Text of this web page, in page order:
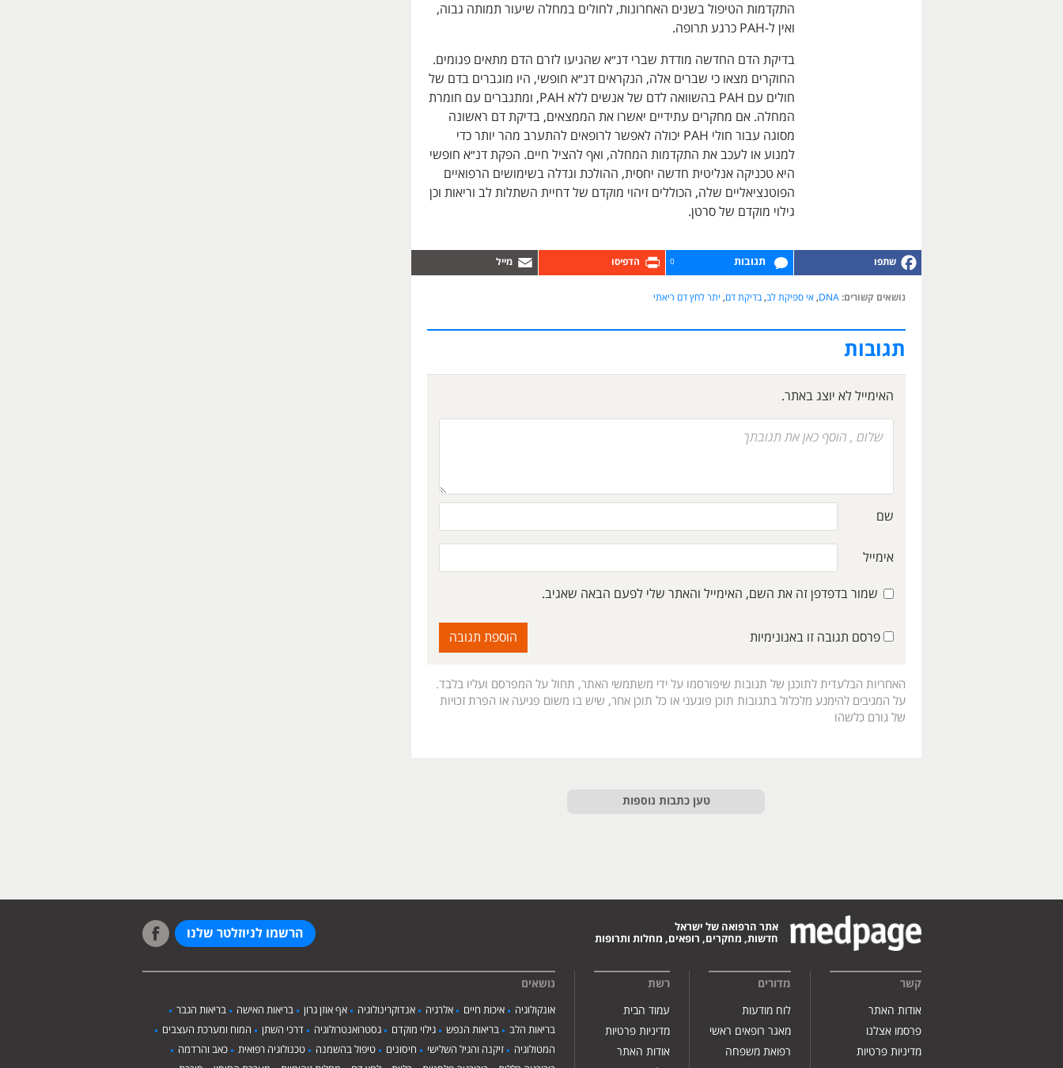
התקדמות הטיפול בשנים האחרונות, לחולים במחלה שיעור תמותה גבוה,
ואין ל-PAH כרגע תרופה.
בדיקת הדם החדשה מודדת שברי דנ״א שהגיעו לזרם הדם מתאים פגומים.
החוקרים מצאו כי שברים אלה, הנקראים דנ״א חופשי, היו מוגברים בדם של
חולים עם PAH בהשוואה לדם של אנשים ללא PAH, ומתגברים עם חומרת
המחלה. אם מחקרים עתידיים יאשרו את הממצאים, בדיקת דם ראשונה
מסוגה עבור חולי PAH יכולה לאפשר לרופאים להתערב מהר יותר כדי
למנוע או לעכב את התקדמות המחלה, ואף להציל חיים. הפקת דנ״א חופשי
היא טכניקה אנליטית חדשה יחסית, ההולכת וגדלה בשימושים הרפואיים
הפוטנציאליים שלה, הכוללים זיהוי מוקדם של דחיית השתלות לב וריאות וכן
גילוי מוקדם של סרטן.
תגובות 0
נושאים קשורים: DNA
,אי ספיקת לב,בדיקת דם, יתר לחץ דם ריאתי
תגובות
האימייל לא יוצג באתר.
שם
אימייל
שמור בדפדפן זה את השם, האימייל והאתר שלי לפעם הבאה שאגיב.
פרסם תגובה זו באנונימיות
האחריות הבלעדית לתוכנן של תגובות שיפורסמו על ידי משתמשי האתר, תחול על המפרסם ועליו בלבד.
על המגיבים להימנע מלכלול בתגובות תוכן פוגעני או כל תוכן אחר, שיש בו משום פגיעה או הפרת זכויות
של גורם כלשהו
טען כתבות נוספות
אתר הרפואה של ישראל
חדשות, מחקרים, רופאים, מחלות ותרופות
הרשמו לניוזלטר שלנו
קשר
אודות האתר
פרסמו אצלנו
מדיניות פרטיות
מדורים
לוח מודעות
מאגר רופאים ראשי
רפואת משפחה
רשת
עמוד הבית
מדיניות פרטיות
אודות האתר
נושאים
אונקולוגיה איכות חיים אלרגיה אנדוקרינולוגיה אף אוזן גרון בריאות האישה
בריאות הגבר
בריאות הלב
בריאות הנפש גילוי מוקדם גסטרואנטרולוגיה דרכי השתן
המוח ומערכת העצבים
המטולוגיה
זיקנה והגיל השלישי חיסונים טיפול בהשמנה טכנולוגיה רפואית
כאב והרדמה